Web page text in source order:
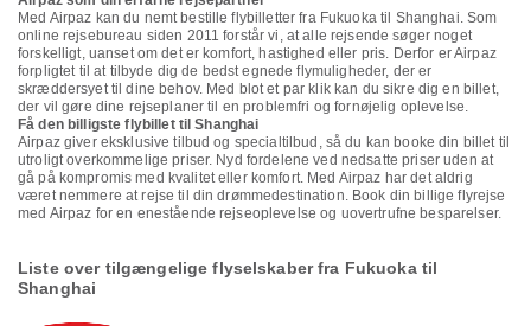
Med Airpaz kan du nemt bestille flybilletter fra Fukuoka til Shanghai. Som
online rejsebureau siden 2011 forstår vi, at alle rejsende søger noget
forskelligt, uanset om det er komfort, hastighed eller pris. Derfor er Airpaz
forpligtet til at tilbyde dig de bedst egnede flymuligheder, der er
skræddersyet til dine behov. Med blot et par klik kan du sikre dig en billet,
der vil gøre dine rejseplaner til en problemfri og fornøjelig oplevelse.
Få den billigste flybillet til Shanghai
Airpaz giver eksklusive tilbud og specialtilbud, så du kan booke din billet til
utroligt overkommelige priser. Nyd fordelene ved nedsatte priser uden at
gå på kompromis med kvalitet eller komfort. Med Airpaz har det aldrig
været nemmere at rejse til din drømmedestination. Book din billige flyrejse
med Airpaz for en enestående rejseoplevelse og uovertrufne besparelser.
Liste over tilgængelige flyselskaber fra Fukuoka til
Shanghai